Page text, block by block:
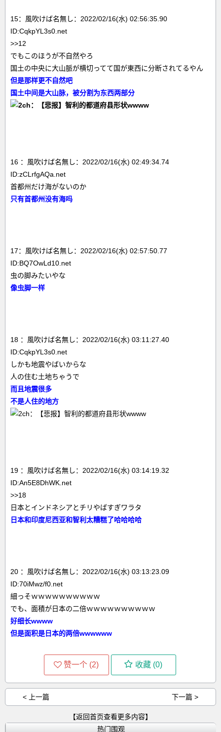
15：風吹けば名無し：2022/02/16(水) 02:56:35.90
ID:CqkpYL3s0.net
>>12
でもこのほうが不自然やろ
国土の中央に大山脈が横切ってて国が東西に分断されてるやん
但是那样更不自然吧
国土中间是大山脉，被分割为东西两部分
16 ：風吹けば名無し：2022/02/16(水) 02:49:34.74
ID:zCLrfgAQa.net
首都州だけ海がないのか
只有首都州没有海吗
17：風吹けば名無し：2022/02/16(水) 02:57:50.77
ID:BQ7OwLd10.net
虫の脚みたいやな
像虫脚一样
18 ：風吹けば名無し：2022/02/16(水) 03:11:27.40
ID:CqkpYL3s0.net
しかも地震やばいからな
人の住む土地ちゃうで
而且地震很多
不是人住的地方
19 ：風吹けば名無し：2022/02/16(水) 03:14:19.32
ID:An5E8DhWK.net
>>18
日本とインドネシアとチリやばすぎワラタ
日本和印度尼西亚和智利太糟糕了哈哈哈哈
20 ：風吹けば名無し：2022/02/16(水) 03:13:23.09
ID:70iMwz/f0.net
細っそｗｗｗｗｗｗｗｗｗｗ
でも、面積が日本の二倍ｗｗｗｗｗｗｗｗｗｗ
好细长wwww
但是面积是日本的两倍wwwwww
赞一个 (2) 收藏 (0)
< 上一篇 下一篇 >
【返回首页查看更多内容】
热门围观